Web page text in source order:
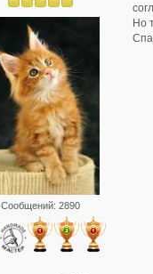
Сообщений: 2890
Но